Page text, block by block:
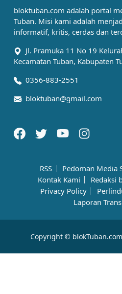
bloktuban.com adalah portal
Tuban. Misi kami adalah
informatif, kritis, cerdas dan
Jl. Pramuka 11 No 19
Kecamatan Tuban, Kabupaten
0356-883-2551
bloktuban@gmail.com
RSS Pedoman Media
Kontak Kami
Redaksi
Privacy Policy
Laporan
Copyright ©